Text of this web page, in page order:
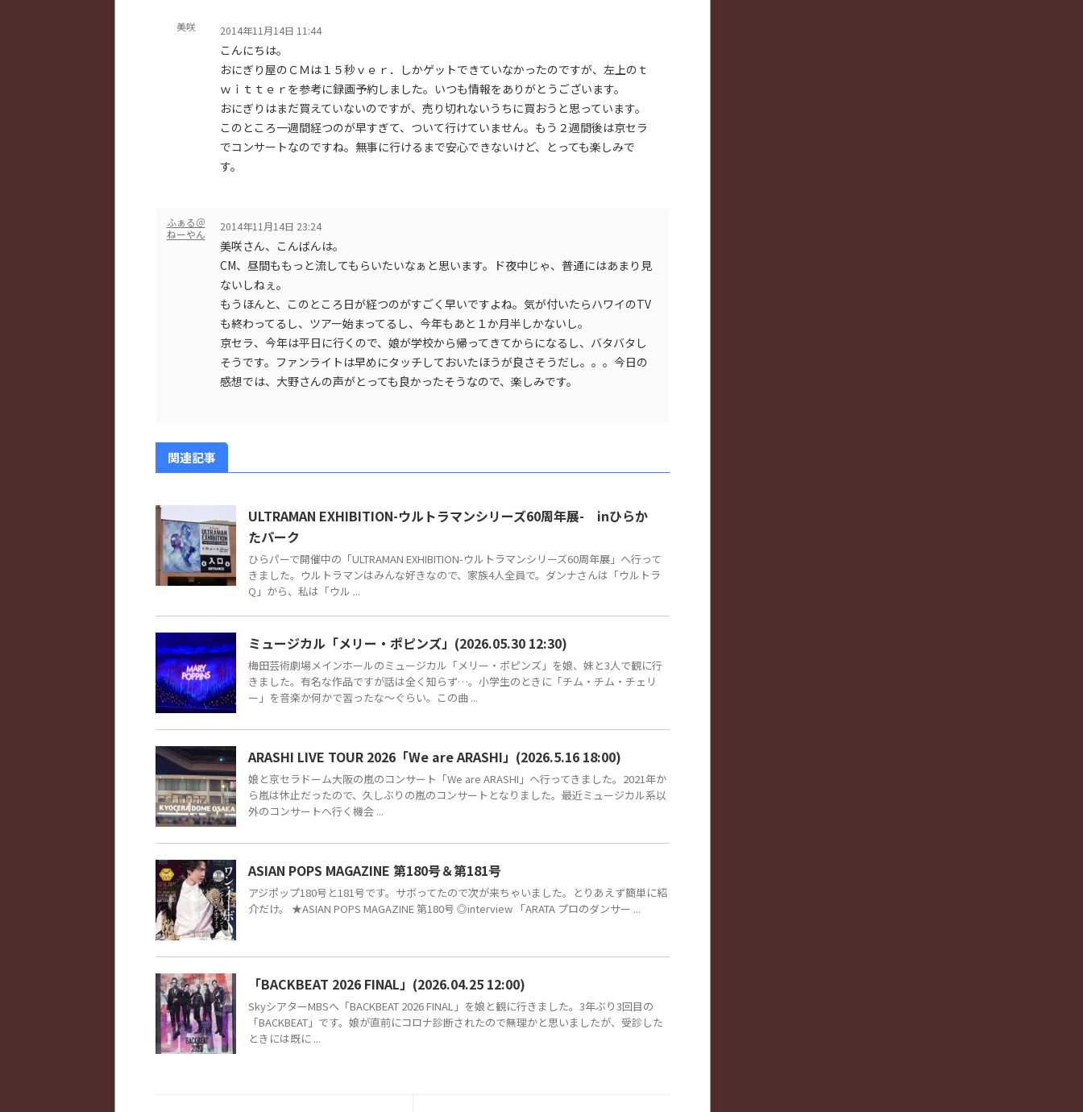
美咲 2014年11月14日 11:44
こんにちは。
おにぎり屋のＣＭは１５秒ｖｅｒ．しかゲットできていなかったのですが、左上のｔ
ｗｉｔｔｅｒを参考に録画予約しました。いつも情報をありがとうございます。
おにぎりはまだ買えていないのですが、売り切れないうちに買おうと思っています。
このところ一週間経つのが早すぎて、ついて行けていません。もう２週間後は京セラ
でコンサートなのですね。無事に行けるまで安心できないけど、とっても楽しみで
す。
ふぁる＠
ねーやん
2014年11月14日 23:24
美咲さん、こんばんは。
CM、昼間ももっと流してもらいたいなぁと思います。ド夜中じゃ、普通にはあまり見
ないしねぇ。
もうほんと、このところ日が経つのがすごく早いですよね。気が付いたらハワイのTV
も終わってるし、ツアー始まってるし、今年もあと１か月半しかないし。
京セラ、今年は平日に行くので、娘が学校から帰ってきてからになるし、バタバタし
そうです。ファンライトは早めにタッチしておいたほうが良さそうだし。。。今日の
感想では、大野さんの声がとっても良かったそうなので、楽しみです。
関連記事
ULTRAMAN EXHIBITION-ウルトラマンシリーズ60周年展- inひらか
たパーク
ひらパーで開催中の「ULTRAMAN EXHIBITION-ウルトラマンシリーズ60周年展」へ行って
きました。ウルトラマンはみんな好きなので、家族4人全員で。ダンナさんは「ウルトラ
Q」から、私は「ウル ...
ミュージカル「メリー・ポピンズ」(2026.05.30 12:30)
梅田芸術劇場メインホールのミュージカル「メリー・ポピンズ」を娘、妹と3人で観に行
きました。有名な作品ですが話は全く知らず…。小学生のときに「チム・チム・チェリ
ー」を音楽か何かで習ったな～ぐらい。この曲 ...
ARASHI LIVE TOUR 2026「We are ARASHI」(2026.5.16 18:00)
娘と京セラドーム大阪の嵐のコンサート「We are ARASHI」へ行ってきました。2021年か
ら嵐は休止だったので、久しぶりの嵐のコンサートとなりました。最近ミュージカル系以
外のコンサートへ行く機会 ...
ASIAN POPS MAGAZINE 第180号＆第181号
アジポップ180号と181号です。サボってたので次が来ちゃいました。とりあえず簡単に紹
介だけ。 ★ASIAN POPS MAGAZINE 第180号 ◎interview 「ARATA プロのダンサー ...
「BACKBEAT 2026 FINAL」(2026.04.25 12:00)
SkyシアターMBSへ「BACKBEAT 2026 FINAL」を娘と観に行きました。3年ぶり3回目の
「BACKBEAT」です。娘が直前にコロナ診断されたので無理かと思いましたが、受診した
ときには既に ...